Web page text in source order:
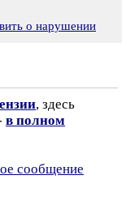
о нарушении
, здесь
в полном
сообщение